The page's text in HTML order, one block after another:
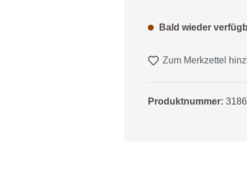
Bald wieder
Zum Merkzettel
Produktnummer: